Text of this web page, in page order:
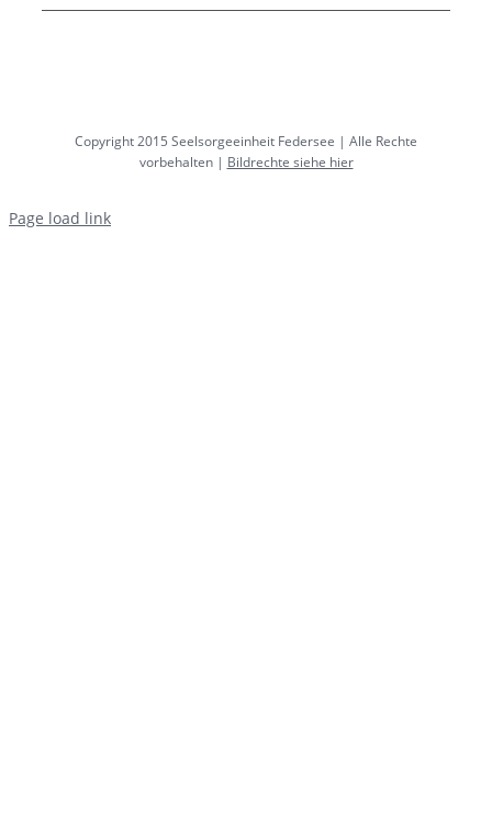
Copyright 2015 Seelsorgeeinheit Federsee | Alle Rechte
vorbehalten | Bildrechte siehe hier
Page load link